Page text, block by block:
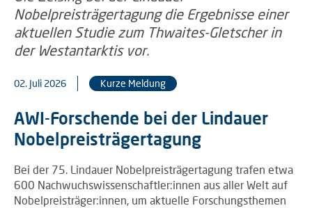
02. Juli 2026 Kurze Meldung
AWI-Forschende bei der Lindauer
Nobelpreisträgertagung
Bei der 75. Lindauer Nobelpreisträgertagung trafen etwa
600 Nachwuchswissenschaftler:innen aus aller Welt auf
Nobelpreisträger:innen, um aktuelle Forschungsthemen